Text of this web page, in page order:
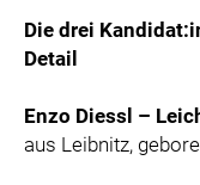
Die drei
Detail
Enzo Diessl –
aus Leibnitz,